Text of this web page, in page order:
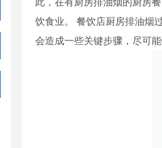
此，在有厨房排油烟的厨房
饮食业。 餐饮店厨房排油烟
会造成一些关键步骤，尽可能